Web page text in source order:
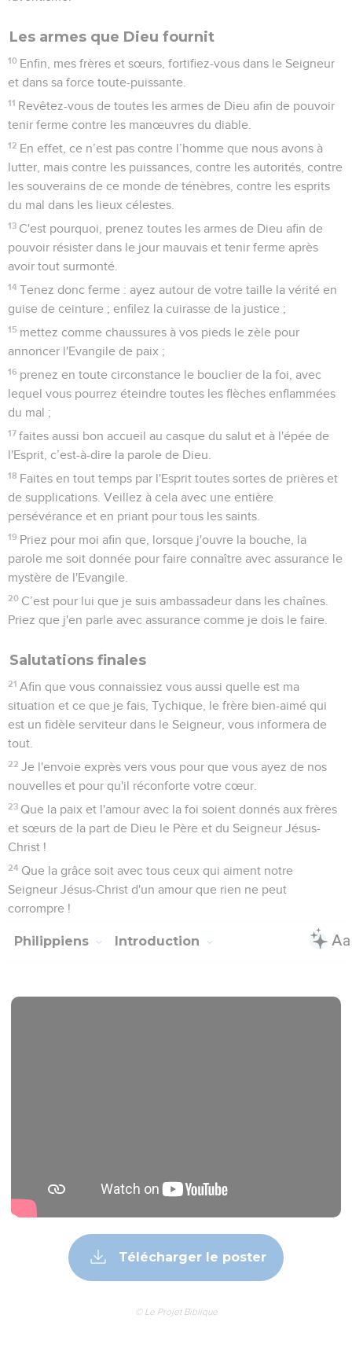
Les armes que Dieu fournit
10 Enfin, mes frères et sœurs, fortifiez-vous dans le Seigneur
et dans sa force toute-puissante.
11 Revêtez-vous de toutes les armes de Dieu afin de pouvoir
tenir ferme contre les manœuvres du diable.
12 En effet, ce n’est pas contre l’homme que nous avons à
lutter, mais contre les puissances, contre les autorités, contre
les souverains de ce monde de ténèbres, contre les esprits
du mal dans les lieux célestes.
13 C'est pourquoi, prenez toutes les armes de Dieu afin de
pouvoir résister dans le jour mauvais et tenir ferme après
avoir tout surmonté.
14 Tenez donc ferme : ayez autour de votre taille la vérité en
guise de ceinture ; enfilez la cuirasse de la justice ;
15 mettez comme chaussures à vos pieds le zèle pour
annoncer l'Evangile de paix ;
16 prenez en toute circonstance le bouclier de la foi, avec
lequel vous pourrez éteindre toutes les flèches enflammées
du mal ;
17 faites aussi bon accueil au casque du salut et à l'épée de
l'Esprit, c’est-à-dire la parole de Dieu.
18 Faites en tout temps par l'Esprit toutes sortes de prières et
de supplications. Veillez à cela avec une entière
persévérance et en priant pour tous les saints.
19 Priez pour moi afin que, lorsque j'ouvre la bouche, la
parole me soit donnée pour faire connaître avec assurance le
mystère de l'Evangile.
20 C’est pour lui que je suis ambassadeur dans les chaînes.
Priez que j'en parle avec assurance comme je dois le faire.
Salutations finales
21 Afin que vous connaissiez vous aussi quelle est ma
situation et ce que je fais, Tychique, le frère bien-aimé qui
est un fidèle serviteur dans le Seigneur, vous informera de
tout.
22 Je l'envoie exprès vers vous pour que vous ayez de nos
nouvelles et pour qu'il réconforte votre cœur.
23 Que la paix et l'amour avec la foi soient donnés aux frères
et sœurs de la part de Dieu le Père et du Seigneur Jésus-
Christ !
24 Que la grâce soit avec tous ceux qui aiment notre
Seigneur Jésus-Christ d'un amour que rien ne peut
corrompre !
Philippiens Introduction
Télécharger le poster
© Le Projet Biblique